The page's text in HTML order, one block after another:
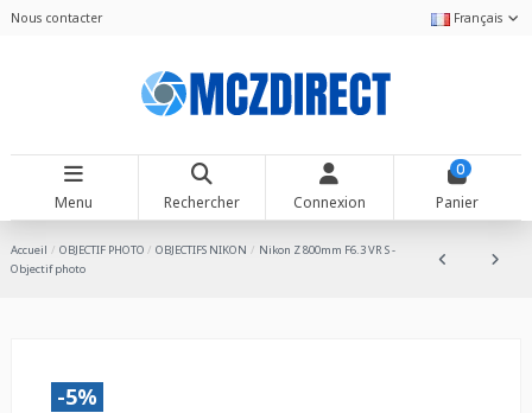
Nous contacter Français
Menu Rechercher Connexion
0
Panier
Accueil OBJECTIF PHOTO OBJECTIFS NIKON
Nikon Z 800mm F6.3 VR S -
Objectif photo
-5%